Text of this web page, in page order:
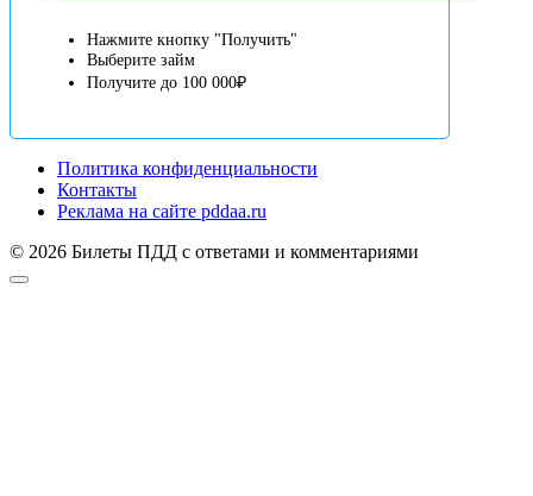
Нажмите кнопку "Получить"
Выберите займ
Получите до 100 000₽
Политика конфиденциальности
Контакты
Реклама на сайте pddaa.ru
© 2026 Билеты ПДД с ответами и комментариями